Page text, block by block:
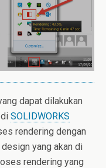
dapat dilakukan
SOLIDWORKS
rendering dengan
yang akan di
rendering yang